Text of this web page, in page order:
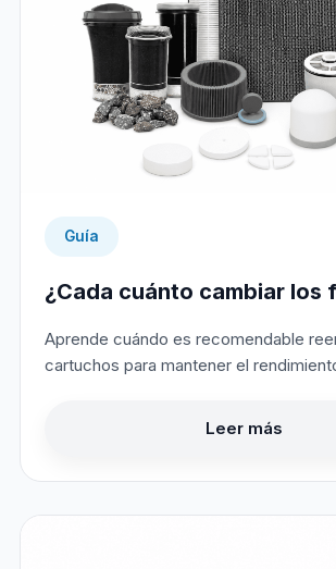
Guía
¿Cada cuánto cambiar los
Aprende cuándo es recomendable
cartuchos para mantener el
Leer más